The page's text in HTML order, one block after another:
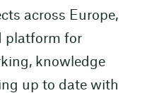
across Europe,
platform for
knowledge
up to date with